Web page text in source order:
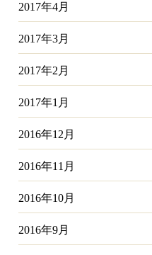
2017年4月
2017年3月
2017年2月
2017年1月
2016年12月
2016年11月
2016年10月
2016年9月